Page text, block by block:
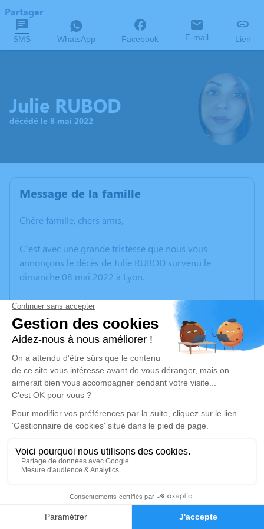
Faire-part Hommages
Partager
SMS WhatsApp Facebook E-mail Lien
Julie RUBOD
décédé le 8 mai 2022
Message de la famille
Chère famille, chers amis,
C’est avec une grande tristesse que nous vous
annonçons le décès de Julie RUBOD survenu le
dimanche 08 mai 2022 à Lyon.
Nous vous invitons à utiliser cet espace pour laisser
vos condoléances, partager des photos souvenirs, une
anecdote ou exprimer vos pensées à travers des
poèmes ou des textes. Cet endroit est un lieu
d'expression dédié à honorer la mémoire de Julie
RUBOD.
Un service de plantation d’arbre hommage est
disponible ici .
Je rends hommage
samedi 21 mai 2022 à 14h30
CENTRE FUNERAIRE BOUDRIER 31 Rue Lavoisier